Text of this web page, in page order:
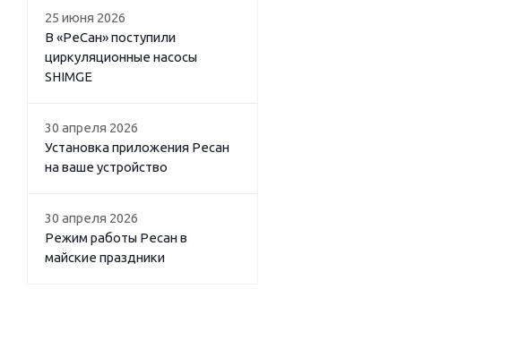
25 июня 2026
В «РеСан» поступили
циркуляционные насосы
SHIMGE
30 апреля 2026
Установка приложения Ресан
на ваше устройство
30 апреля 2026
Режим работы Ресан в
майские праздники